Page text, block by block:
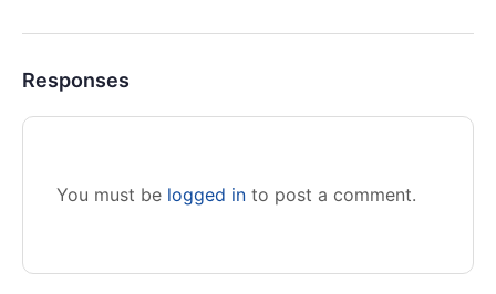
Responses
You must be logged in to post a comment.